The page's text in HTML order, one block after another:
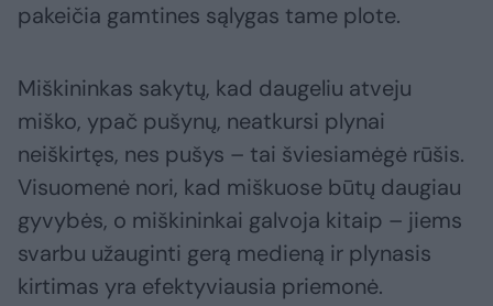
pakeičia gamtines sąlygas tame plote.
Miškininkas sakytų, kad daugeliu atveju
miško, ypač pušynų, neatkursi plynai
neiškirtęs, nes pušys – tai šviesiamėgė rūšis.
Visuomenė nori, kad miškuose būtų daugiau
gyvybės, o miškininkai galvoja kitaip – jiems
svarbu užauginti gerą medieną ir plynasis
kirtimas yra efektyviausia priemonė.